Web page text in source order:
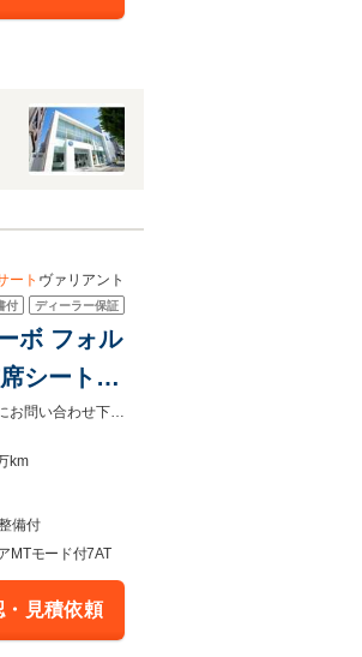
ート ヴァリアント
付 ディーラー保証
ボ フォル
シートヒ
ランスソフォルクスワーゲン正規販売店。全国販売可能です。陸送費用や延長保証費用（プラス２年）など、お気軽にお問い合わせ下さいませ。
km
備付
MTモード付7AT
・見積依頼